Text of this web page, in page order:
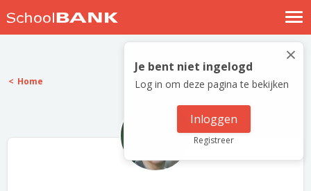
Nostalgische verhalen
Log in
Meld je gratis aan
×
Je bent niet ingelogd
Log in om deze pagina te bekijken
Inloggen
Registreer
Home